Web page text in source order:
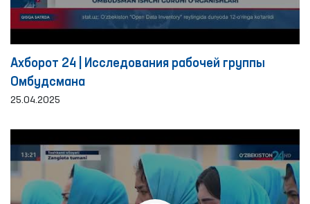
Ахборот 24 | Исследования рабочей группы
Омбудсмана
25.04.2025